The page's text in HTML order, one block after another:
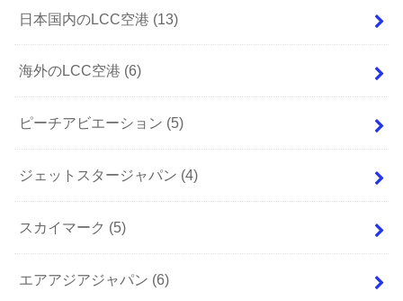
日本国内のLCC空港 (13)
海外のLCC空港 (6)
ピーチアビエーション (5)
ジェットスタージャパン (4)
スカイマーク (5)
エアアジアジャパン (6)